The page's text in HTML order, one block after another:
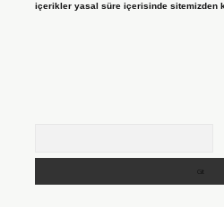
içerikler yasal süre içerisinde sitemizden